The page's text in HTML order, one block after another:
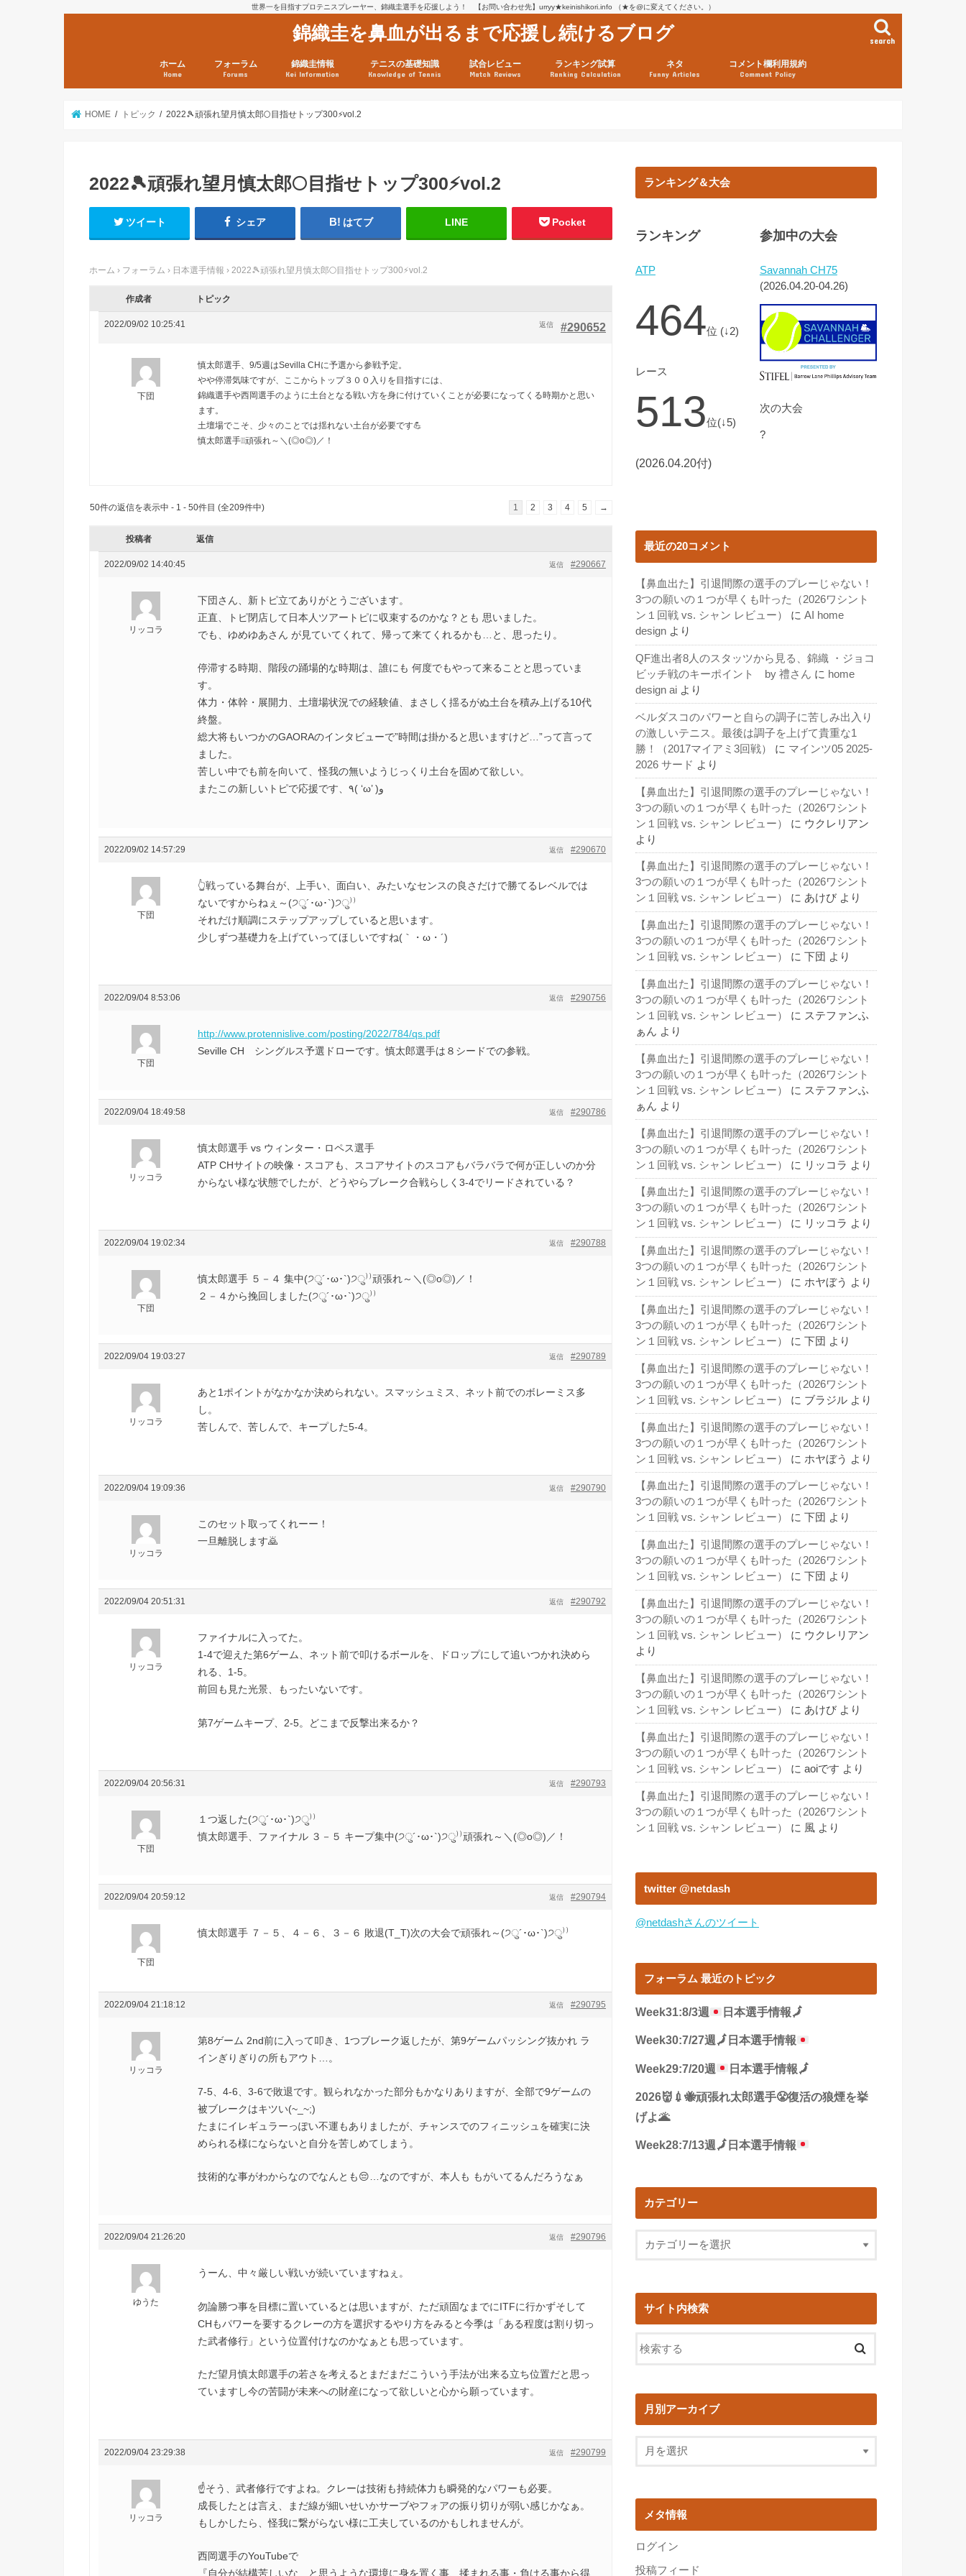
世界一を目指すプロテニスプレーヤー、錦織圭選手を応援しよう！ 【お問い合わせ先】urryy★keinishikori.info （★を@に変えてください。）
錦織圭を鼻血が出るまで応援し続けるブログ search
ホーム
Home
フォーラム
Forums
錦織圭情報
Kei Information
日現在）
点）
テニスの基礎知識
Knowledge of Tennis
試合レビュー
Match Reviews
ランキング試算
Ranking Calculation
ネタ
Funny Articles
コメント欄利用規約
Comment Policy
HOME トピック 2022🎾頑張れ望月慎太郎🌕目指せトップ300⚡vol.2
2022🎾頑張れ望月慎太郎🌕目指せトップ300⚡vol.2
ツイート シェア はてブ LINE Pocket
ホーム › フォーラム › 日本選手情報 › 2022🎾頑張れ望月慎太郎🌕目指せトップ300⚡vol.2
作成者 トピック
2022/09/02 10:25:41 #290652
返信
下団
慎太郎選手、9/5週はSevilla CHに予選から参戦予定。
やや停滞気味ですが、ここからトップ３００入りを目指すには、
錦織選手や西岡選手のように土台となる戦い方を身に付けていくことが必要になってくる時期かと思い
ます。
土壇場でこそ、少々のことでは揺れない土台が必要です💪
慎太郎選手❕❕頑張れ～＼(◎o◎)／！
50件の返信を表示中 - 1 - 50件目 (全209件中) 1 2 3 4 5 →
投稿者 返信
2022/09/02 14:40:45 #290667
返信
リッコラ
下団さん、新トピ立てありがとうございます。
正直、トピ閉店して日本人ツアートピに収束するのかな？とも 思いました。
でも、ゆめゆあさん が見ていてくれて、帰って来てくれるかも…と、思ったり。
停滞する時期、階段の踊場的な時期は、誰にも 何度でもやって来ることと思っていま
す。
体力・体幹・展開力、土壇場状況での経験値、まさしく揺るがぬ土台を積み上げる10代
終盤。
総大将もいつかのGAORAのインタビューで”時間は掛かると思いますけど…”って言って
ました。
苦しい中でも前を向いて、怪我の無いようじっくり土台を固めて欲しい。
またこの新しいトピで応援です、٩( ‘ω’ )و
2022/09/02 14:57:29 #290670
返信
下団
👆戦っている舞台が、上手い、面白い、みたいなセンスの良さだけで勝てるレベルでは
ないですからねぇ～(੭ु´･ω･`)੭ु⁾⁾
それだけ順調にステップアップしていると思います。
少しずつ基礎力を上げていってほしいですね(｀・ω・´)ゞ
2022/09/04 8:53:06 #290756
返信
下団
http://www.protennislive.com/posting/2022/784/qs.pdf
Seville CH シングルス予選ドローです。慎太郎選手は８シードでの参戦。
2022/09/04 18:49:58 #290786
返信
リッコラ
慎太郎選手 vs ウィンター・ロペス選手
ATP CHサイトの映像・スコアも、スコアサイトのスコアもバラバラで何が正しいのか分
からない様な状態でしたが、どうやらブレーク合戦らしく3-4でリードされている？
2022/09/04 19:02:34 #290788
返信
下団
慎太郎選手 ５－４ 集中(੭ु´･ω･`)੭ु⁾⁾頑張れ～＼(◎o◎)／！
２－４から挽回しました(੭ु´･ω･`)੭ु⁾⁾
2022/09/04 19:03:27 #290789
返信
リッコラ
あと1ポイントがなかなか決められない。スマッシュミス、ネット前でのボレーミス多
し。
苦しんで、苦しんで、キープした5-4。
2022/09/04 19:09:36 #290790
返信
リッコラ
このセット取ってくれーー！
一旦離脱します🙇
2022/09/04 20:51:31 #290792
返信
リッコラ
ファイナルに入ってた。
1-4で迎えた第6ゲーム、ネット前で叩けるボールを、ドロップにして追いつかれ決めら
れる、1-5。
前回も見た光景、もったいないです。
第7ゲームキープ、2-5。どこまで反撃出来るか？
2022/09/04 20:56:31 #290793
返信
下団
１つ返した(੭ु´･ω･`)੭ु⁾⁾
慎太郎選手、ファイナル ３－５ キープ集中(੭ु´･ω･`)੭ु⁾⁾頑張れ～＼(◎o◎)／！
2022/09/04 20:59:12 #290794
返信
下団
慎太郎選手 ７－５、４－６、３－６ 敗退(T_T)次の大会で頑張れ～(੭ु´･ω･`)੭ु⁾⁾
2022/09/04 21:18:12 #290795
返信
リッコラ
第8ゲーム 2nd前に入って叩き、1つブレーク返したが、第9ゲームパッシング抜かれ ラ
インぎりぎりの所もアウト…。
7-5、4-6、3-6で敗退です。観られなかった部分もかなりありますが、全部で9ゲームの
被ブレークはキツい(~_~;)
たまにイレギュラーっぽい不運もありましたが、チャンスでのフィニッシュを確実に決
められる様にならないと自分を苦しめてしまう。
技術的な事がわからなのでなんとも😔…なのですが、本人も もがいてるんだろうなぁ
2022/09/04 21:26:20 #290796
返信
ゆうた
うーん、中々厳しい戦いが続いていますねぇ。
勿論勝つ事を目標に置いているとは思いますが、ただ頑固なまでにITFに行かずそして
CHもパワーを要するクレーの方を選択するやり方をみると今季は「ある程度は割り切っ
た武者修行」という位置付けなのかなぁとも思っています。
ただ望月慎太郎選手の若さを考えるとまだまだこういう手法が出来る立ち位置だと思っ
ていますし今の苦闘が未来への財産になって欲しいと心から願っています。
2022/09/04 23:29:38 #290799
返信
リッコラ
☝️そう、武者修行ですよね。クレーは技術も持続体力も瞬発的なパワーも必要。
成長したとは言え、まだ線が細いせいかサーブやフォアの振り切りが弱い感じかなぁ。
もしかしたら、怪我に繋がらない様に工夫しているのかもしれませんが。
西岡選手のYouTubeで
『自分が結構苦しいな…と思うような環境に身を置く事、揉まれる事・負ける事から得
ランキング＆大会
ランキング
ATP
464位 (↓2)
レース
513位(↓5)
(2026.04.20付)
参加中の大会
Savannah CH75
(2026.04.20-04.26)
次の大会
?
最近の20コメント
【鼻血出た】引退間際の選手のプレーじゃない！
3つの願いの１つが早くも叶った（2026ワシント
ン１回戦 vs. シャン レビュー）
に AI home
design より
QF進出者8人のスタッツから見る、錦織 ・ジョコ
ビッチ戦のキーポイント by 禮さん に home
design ai より
ベルダスコのパワーと自らの調子に苦しみ出入り
の激しいテニス。最後は調子を上げて貴重な1
勝！（2017マイアミ3回戦）
に マインツ05 2025-
2026 サード より
【鼻血出た】引退間際の選手のプレーじゃない！
3つの願いの１つが早くも叶った（2026ワシント
ン１回戦 vs. シャン レビュー）
に ウクレリアン
より
【鼻血出た】引退間際の選手のプレーじゃない！
3つの願いの１つが早くも叶った（2026ワシント
ン１回戦 vs. シャン レビュー）
に あけび より
【鼻血出た】引退間際の選手のプレーじゃない！
3つの願いの１つが早くも叶った（2026ワシント
ン１回戦 vs. シャン レビュー）
に 下団 より
【鼻血出た】引退間際の選手のプレーじゃない！
3つの願いの１つが早くも叶った（2026ワシント
ン１回戦 vs. シャン レビュー）
に ステファンふ
ぁん より
【鼻血出た】引退間際の選手のプレーじゃない！
3つの願いの１つが早くも叶った（2026ワシント
ン１回戦 vs. シャン レビュー）
に ステファンふ
ぁん より
【鼻血出た】引退間際の選手のプレーじゃない！
3つの願いの１つが早くも叶った（2026ワシント
ン１回戦 vs. シャン レビュー）
に リッコラ より
【鼻血出た】引退間際の選手のプレーじゃない！
3つの願いの１つが早くも叶った（2026ワシント
ン１回戦 vs. シャン レビュー）
に リッコラ より
【鼻血出た】引退間際の選手のプレーじゃない！
3つの願いの１つが早くも叶った（2026ワシント
ン１回戦 vs. シャン レビュー）
に ホヤぼう より
【鼻血出た】引退間際の選手のプレーじゃない！
3つの願いの１つが早くも叶った（2026ワシント
ン１回戦 vs. シャン レビュー）
に 下団 より
【鼻血出た】引退間際の選手のプレーじゃない！
3つの願いの１つが早くも叶った（2026ワシント
ン１回戦 vs. シャン レビュー）
に ブラジル より
【鼻血出た】引退間際の選手のプレーじゃない！
3つの願いの１つが早くも叶った（2026ワシント
ン１回戦 vs. シャン レビュー）
に ホヤぼう より
【鼻血出た】引退間際の選手のプレーじゃない！
3つの願いの１つが早くも叶った（2026ワシント
ン１回戦 vs. シャン レビュー）
に 下団 より
【鼻血出た】引退間際の選手のプレーじゃない！
3つの願いの１つが早くも叶った（2026ワシント
ン１回戦 vs. シャン レビュー）
に 下団 より
【鼻血出た】引退間際の選手のプレーじゃない！
3つの願いの１つが早くも叶った（2026ワシント
ン１回戦 vs. シャン レビュー）
に ウクレリアン
より
【鼻血出た】引退間際の選手のプレーじゃない！
3つの願いの１つが早くも叶った（2026ワシント
ン１回戦 vs. シャン レビュー）
に あけび より
【鼻血出た】引退間際の選手のプレーじゃない！
3つの願いの１つが早くも叶った（2026ワシント
ン１回戦 vs. シャン レビュー）
に aoiです より
【鼻血出た】引退間際の選手のプレーじゃない！
3つの願いの１つが早くも叶った（2026ワシント
ン１回戦 vs. シャン レビュー）
に 風 より
twitter @netdash
@netdashさんのツイート
フォーラム 最近のトピック
Week31:8/3週 日本選手情報🗾
Week30:7/27週🗾 日本選手情報
Week29:7/20週 日本選手情報🗾
2026👹💉🐝頑張れ太郎選手😤復活の狼煙を挙
げよ🌋
Week28:7/13週 🗾 日本選手情報
カテゴリー
サイト内検索
月別アーカイブ
メタ情報
ログイン
投稿フィード